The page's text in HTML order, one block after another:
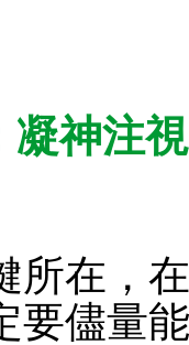
凝神注
所在，
要儘量